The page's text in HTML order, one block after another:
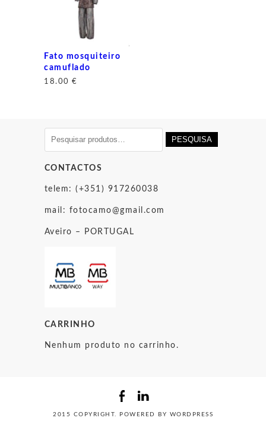
Fato mosquiteiro
camuflado
18.00 €
por:
PESQUISA
CONTACTOS
telem: (+351) 917260038
mail: fotocamo@gmail.com
Aveiro – PORTUGAL
CARRINHO
Nenhum produto no carrinho.
2015 COPYRIGHT. POWERED BY WORDPRESS